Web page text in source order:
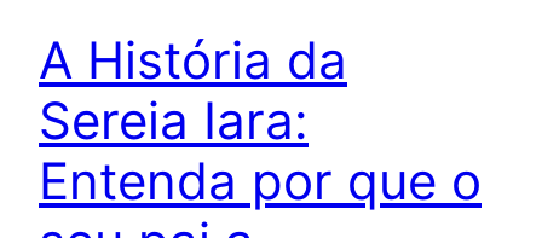
A História da
Sereia Iara:
Entenda por que o